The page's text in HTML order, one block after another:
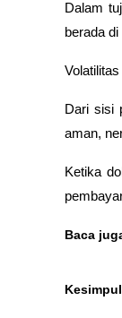
Dalam
berada
Dari sisi
aman,
Ketika
Baca